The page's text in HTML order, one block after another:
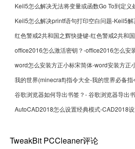
红色警戒2共和国之辉快捷键-红色警戒2共和
office2016怎么激活密钥？-office2016怎么安
word怎么安装方正小标宋简体-word安装方正
我的世界(minecraft)指令大全-我的世界必备指
谷歌浏览器如何导出书签？- 谷歌浏览器导出
AutoCAD2018怎么设置经典模式-CAD2018
TweakBit PCCleaner评论